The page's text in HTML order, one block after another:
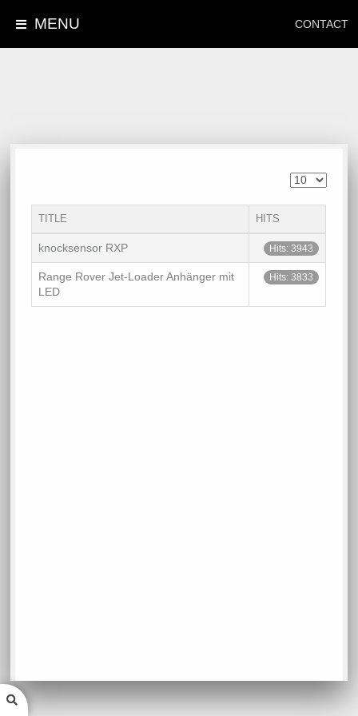
CONTACT
MENU
TITLE HITS
knocksensor RXP Hits: 3943
Range Rover Jet-Loader Anhänger mit
LED
Hits: 3833